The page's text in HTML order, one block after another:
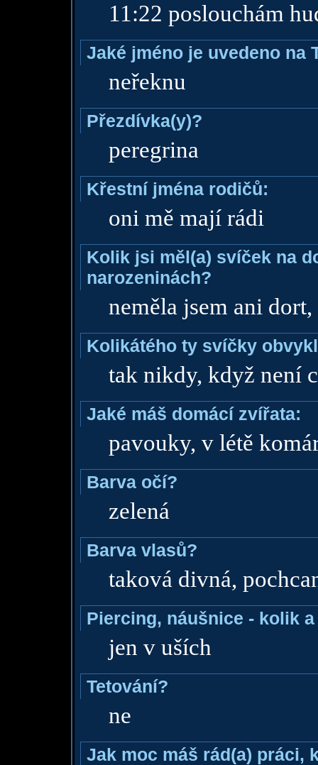
11:22 poslouchám
Jaké jméno je uvedeno na
neřeknu
Přezdívka(y)?
peregrina
Křestní jména rodičů:
oni mě mají rádi
Kolik jsi měl(a) svíček na
narozeninách?
neměla jsem ani
Kolikátého ty svíčky
tak nikdy, když není
Jaké máš domácí zvířata:
pavouky, v létě
Barva očí?
zelená
Barva vlasů?
taková divná,
Piercing, náušnice - kolik
jen v uších
Tetování?
ne
Jak moc máš rád(a) práci,